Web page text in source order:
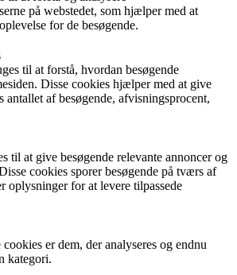
på webstedet, som hjælper med at
for de besøgende.
til at forstå, hvordan besøgende
Disse cookies hjælper med at give
antallet af besøgende, afvisningsprocent,
til at give besøgende relevante annoncer og
cookies sporer besøgende på tværs af
oplysninger for at levere tilpassede
er dem, der analyseres og endnu
kategori.